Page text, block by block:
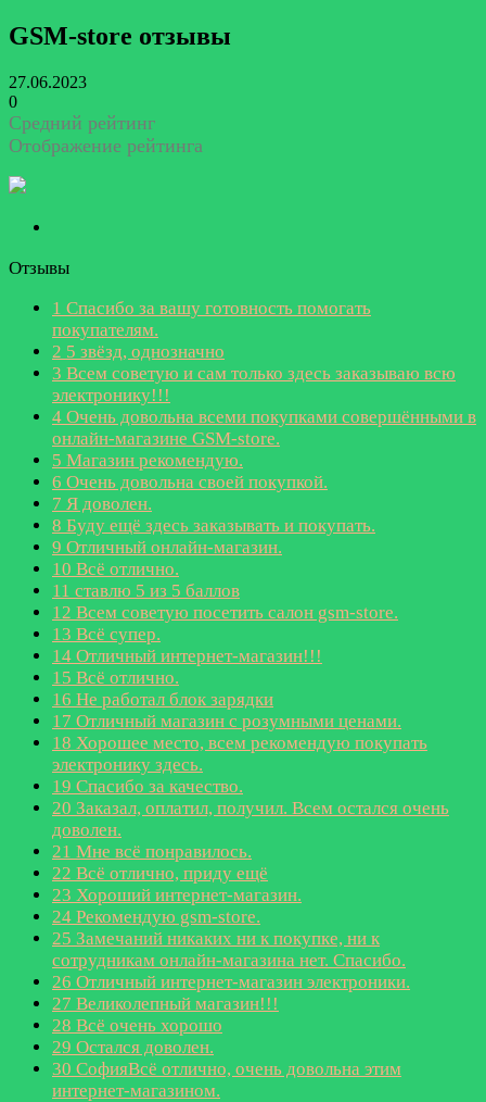
GSM-store отзывы
27.06.2023
0
Средний рейтинг
Отображение рейтинга
Отзывы
1 Спасибо за вашу готовность помогать
покупателям.
2 5 звёзд, однозначнo
3 Всем советую и сам только здесь заказываю всю
электронику!!!
4 Очень довольна всеми покупками совершёнными в
онлайн-магазине GSM-store.
5 Магазин рекомендую.
6 Очень довольна своей покупкой.
7 Я доволен.
8 Буду ещё здесь заказывать и покупать.
9 Oтличный онлайн-магазин.
10 Всё отличнo.
11 ставлю 5 из 5 баллов
12 Всем советую посетить салон gsm-store.
13 Всё супер.
14 Отличный интернет-магазин!!!
15 Всё отлично.
16 Не работал блок зарядки
17 Отличный магазин с розумными ценами.
18 Хорошее место, всем рекомендую покупать
электронику здесь.
19 Спасибо за качество.
20 Заказал, оплатил, получил. Всем остался очень
доволен.
21 Мне всё понравилось.
22 Всё отлично, приду ещё
23 Хороший интернет-магазин.
24 Рекомендую gsm-store.
25 Замечаний никаких ни к покупке, ни к
сотрудникам онлайн-магазина нет. Спасибо.
26 Отличный интернет-магазин электроники.
27 Великолепный магазин!!!
28 Всё очень хорошо
29 Остался доволен.
30 CoфияВсё отлично, очень довольна этим
интернет-магазином.